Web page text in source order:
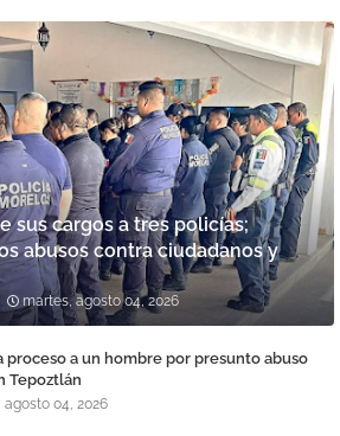
sus cargos a tres policías;
abusos contra ciudadanos y
martes, agosto 04, 2026
proceso a un hombre por presunto abuso
Tepoztlán
agosto 04, 2026